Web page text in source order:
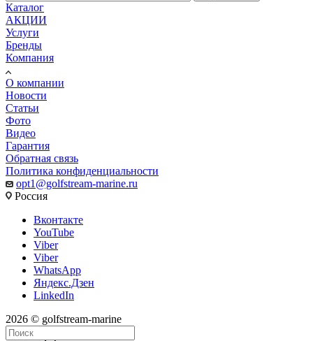
Каталог
АКЦИИ
Услуги
Бренды
Компания
О компании
Новости
Статьи
Фото
Видео
Гарантия
Обратная связь
Политика конфиденциальности
opt1@golfstream-marine.ru
Россия
Вконтакте
YouTube
Viber
Viber
WhatsApp
Яндекс.Дзен
LinkedIn
2026 © golfstream-marine